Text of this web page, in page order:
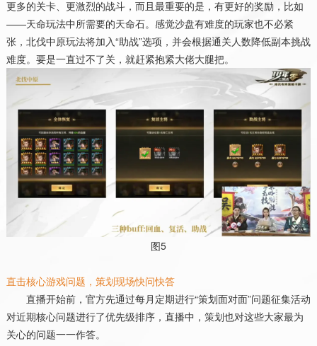
更多的关卡、更激烈的战斗，而且最重要的是，有更好的奖励，比如
——天命玩法中所需要的天命石。感觉沙盘有难度的玩家也不必紧
张，北伐中原玩法将加入“助战”选项，并会根据通关人数降低副本挑战
难度。要是一直过不了关，就赶紧抱紧大佬大腿把。
图5
直击核心游戏问题，策划现场快问快答
直播开始前，官方先通过每月定期进行“策划面对面”问题征集活动
对近期核心问题进行了优先级排序，直播中，策划也对这些大家最为
关心的问题一一作答。